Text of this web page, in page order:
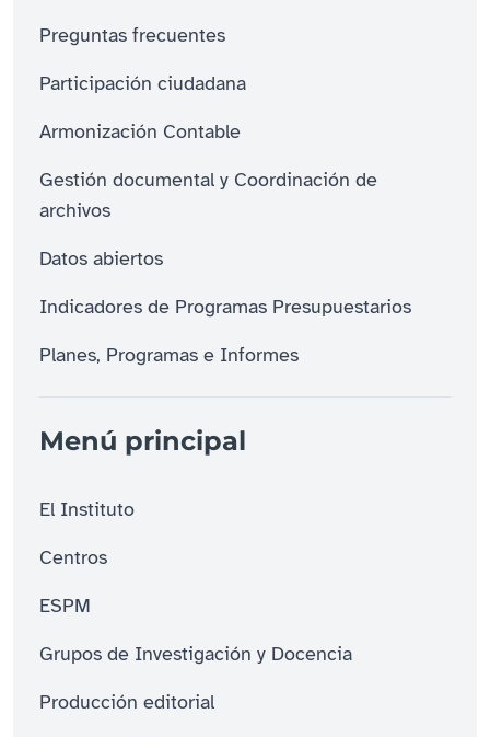
Preguntas frecuentes
Participación ciudadana
Armonización Contable
Gestión documental y Coordinación de
archivos
Datos abiertos
Indicadores de Programas Presupuestarios
Planes, Programas e Informes
Menú principal
El Instituto
Centros
ESPM
Grupos de Investigación y Docencia
Producción editorial